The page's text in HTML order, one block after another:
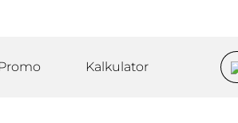
Promo Kalkulator